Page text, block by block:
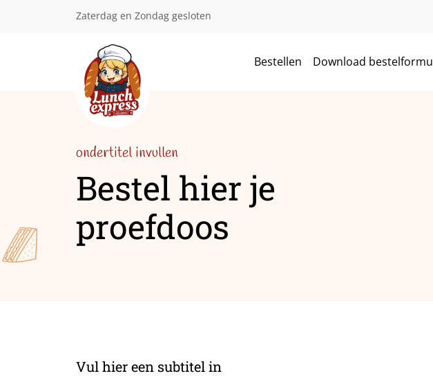
Zaterdag en Zondag gesloten
Bestellen Download
ondertitel invullen
Bestel hier je
proefdoos
Vul hier een subtitel in